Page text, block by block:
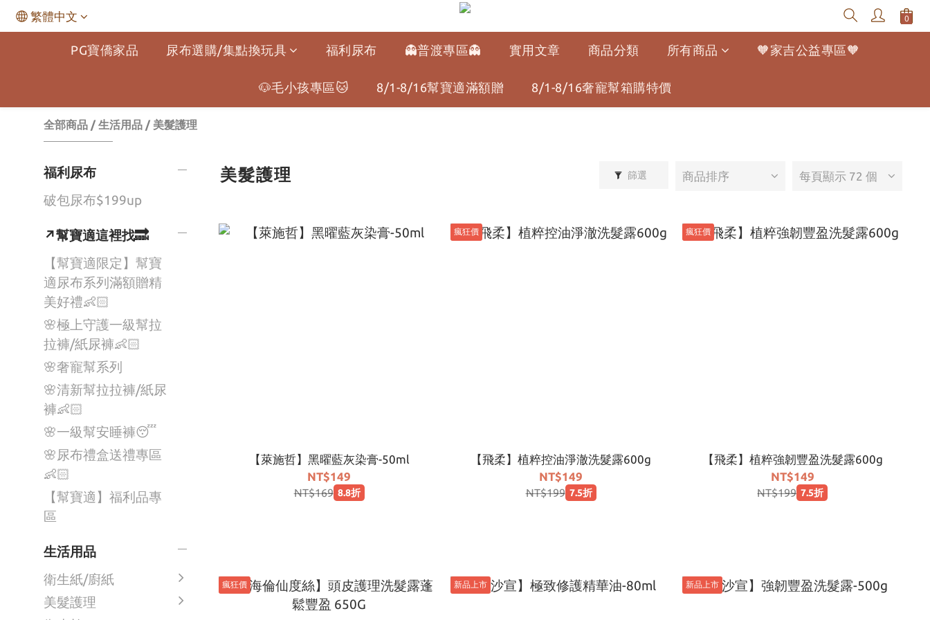
繁體中文
PG寶僑家品 尿布選購/集點換玩具 福利尿布 👻普渡專區👻 實用文章 商品分類 所有商品 🧡家吉公益專區🧡
🐶毛小孩專區🐱 8/1-8/16幫寶適滿額贈 8/1-8/16奢寵幫箱購特價
全部商品 / 生活用品 / 美髮護理
福利尿布
破包尿布$199up
↗幫寶適這裡找🔜
【幫寶適限定】幫寶
適尿布系列滿額贈精
美好禮👶🏻
🌸極上守護一級幫拉
拉褲/紙尿褲👶🏻
🌸奢寵幫系列
🌸清新幫拉拉褲/紙尿
褲👶🏻
🌸一級幫安睡褲😴
🌸尿布禮盒送禮專區
👶🏻
【幫寶適】福利品專
區
生活用品
衛生紙/廚紙
美髮護理
美髮護理 篩選 商品排序 每頁顯示 72 個
【萊施哲】黑曜藍灰染膏-50ml
NT$149
NT$169 8.8折
瘋狂價
【飛柔】植粹控油淨澈洗髮露600g
NT$149
NT$199 7.5折
瘋狂價
【飛柔】植粹強韌豐盈洗髮露600g
NT$149
NT$199 7.5折
瘋狂價 新品上市 新品上市